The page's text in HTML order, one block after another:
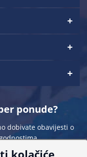
ponude?
dobivate obavijesti o
kolačiće